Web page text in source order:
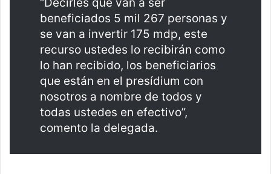
beneficiados 5 mil 267 personas y
se van a invertir 175 mdp, este
recurso ustedes lo recibirán como
lo han recibido, los beneficiarios
que están en el presídium con
nosotros a nombre de todos y
todas ustedes en efectivo”,
comento la delegada.